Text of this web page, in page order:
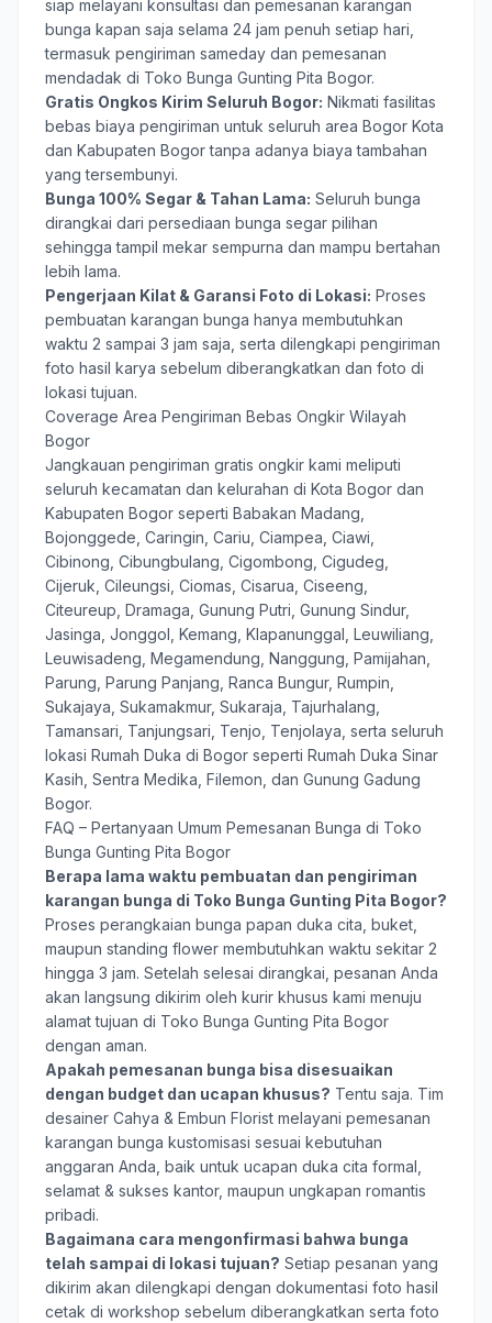
siap melayani konsultasi dan pemesanan karangan
bunga kapan saja selama 24 jam penuh setiap hari,
termasuk pengiriman sameday dan pemesanan
mendadak di Toko Bunga Gunting Pita Bogor.
Gratis Ongkos Kirim Seluruh Bogor: Nikmati fasilitas
bebas biaya pengiriman untuk seluruh area Bogor Kota
dan Kabupaten Bogor tanpa adanya biaya tambahan
yang tersembunyi.
Bunga 100% Segar & Tahan Lama: Seluruh bunga
dirangkai dari persediaan bunga segar pilihan
sehingga tampil mekar sempurna dan mampu bertahan
lebih lama.
Pengerjaan Kilat & Garansi Foto di Lokasi: Proses
pembuatan karangan bunga hanya membutuhkan
waktu 2 sampai 3 jam saja, serta dilengkapi pengiriman
foto hasil karya sebelum diberangkatkan dan foto di
lokasi tujuan.
Coverage Area Pengiriman Bebas Ongkir Wilayah
Bogor
Jangkauan pengiriman gratis ongkir kami meliputi
seluruh kecamatan dan kelurahan di Kota Bogor dan
Kabupaten Bogor seperti Babakan Madang,
Bojonggede, Caringin, Cariu, Ciampea, Ciawi,
Cibinong, Cibungbulang, Cigombong, Cigudeg,
Cijeruk, Cileungsi, Ciomas, Cisarua, Ciseeng,
Citeureup, Dramaga, Gunung Putri, Gunung Sindur,
Jasinga, Jonggol, Kemang, Klapanunggal, Leuwiliang,
Leuwisadeng, Megamendung, Nanggung, Pamijahan,
Parung, Parung Panjang, Ranca Bungur, Rumpin,
Sukajaya, Sukamakmur, Sukaraja, Tajurhalang,
Tamansari, Tanjungsari, Tenjo, Tenjolaya, serta seluruh
lokasi Rumah Duka di Bogor seperti Rumah Duka Sinar
Kasih, Sentra Medika, Filemon, dan Gunung Gadung
Bogor.
FAQ – Pertanyaan Umum Pemesanan Bunga di Toko
Bunga Gunting Pita Bogor
Berapa lama waktu pembuatan dan pengiriman
karangan bunga di Toko Bunga Gunting Pita Bogor?
Proses perangkaian bunga papan duka cita, buket,
maupun standing flower membutuhkan waktu sekitar 2
hingga 3 jam. Setelah selesai dirangkai, pesanan Anda
akan langsung dikirim oleh kurir khusus kami menuju
alamat tujuan di Toko Bunga Gunting Pita Bogor
dengan aman.
Apakah pemesanan bunga bisa disesuaikan
dengan budget dan ucapan khusus? Tentu saja. Tim
desainer Cahya & Embun Florist melayani pemesanan
karangan bunga kustomisasi sesuai kebutuhan
anggaran Anda, baik untuk ucapan duka cita formal,
selamat & sukses kantor, maupun ungkapan romantis
pribadi.
Bagaimana cara mengonfirmasi bahwa bunga
telah sampai di lokasi tujuan? Setiap pesanan yang
dikirim akan dilengkapi dengan dokumentasi foto hasil
cetak di workshop sebelum diberangkatkan serta foto